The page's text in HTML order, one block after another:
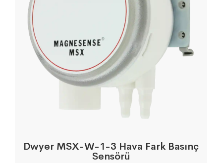
Dwyer MSX-W-1-3 Hava Fark Basınç
Sensörü